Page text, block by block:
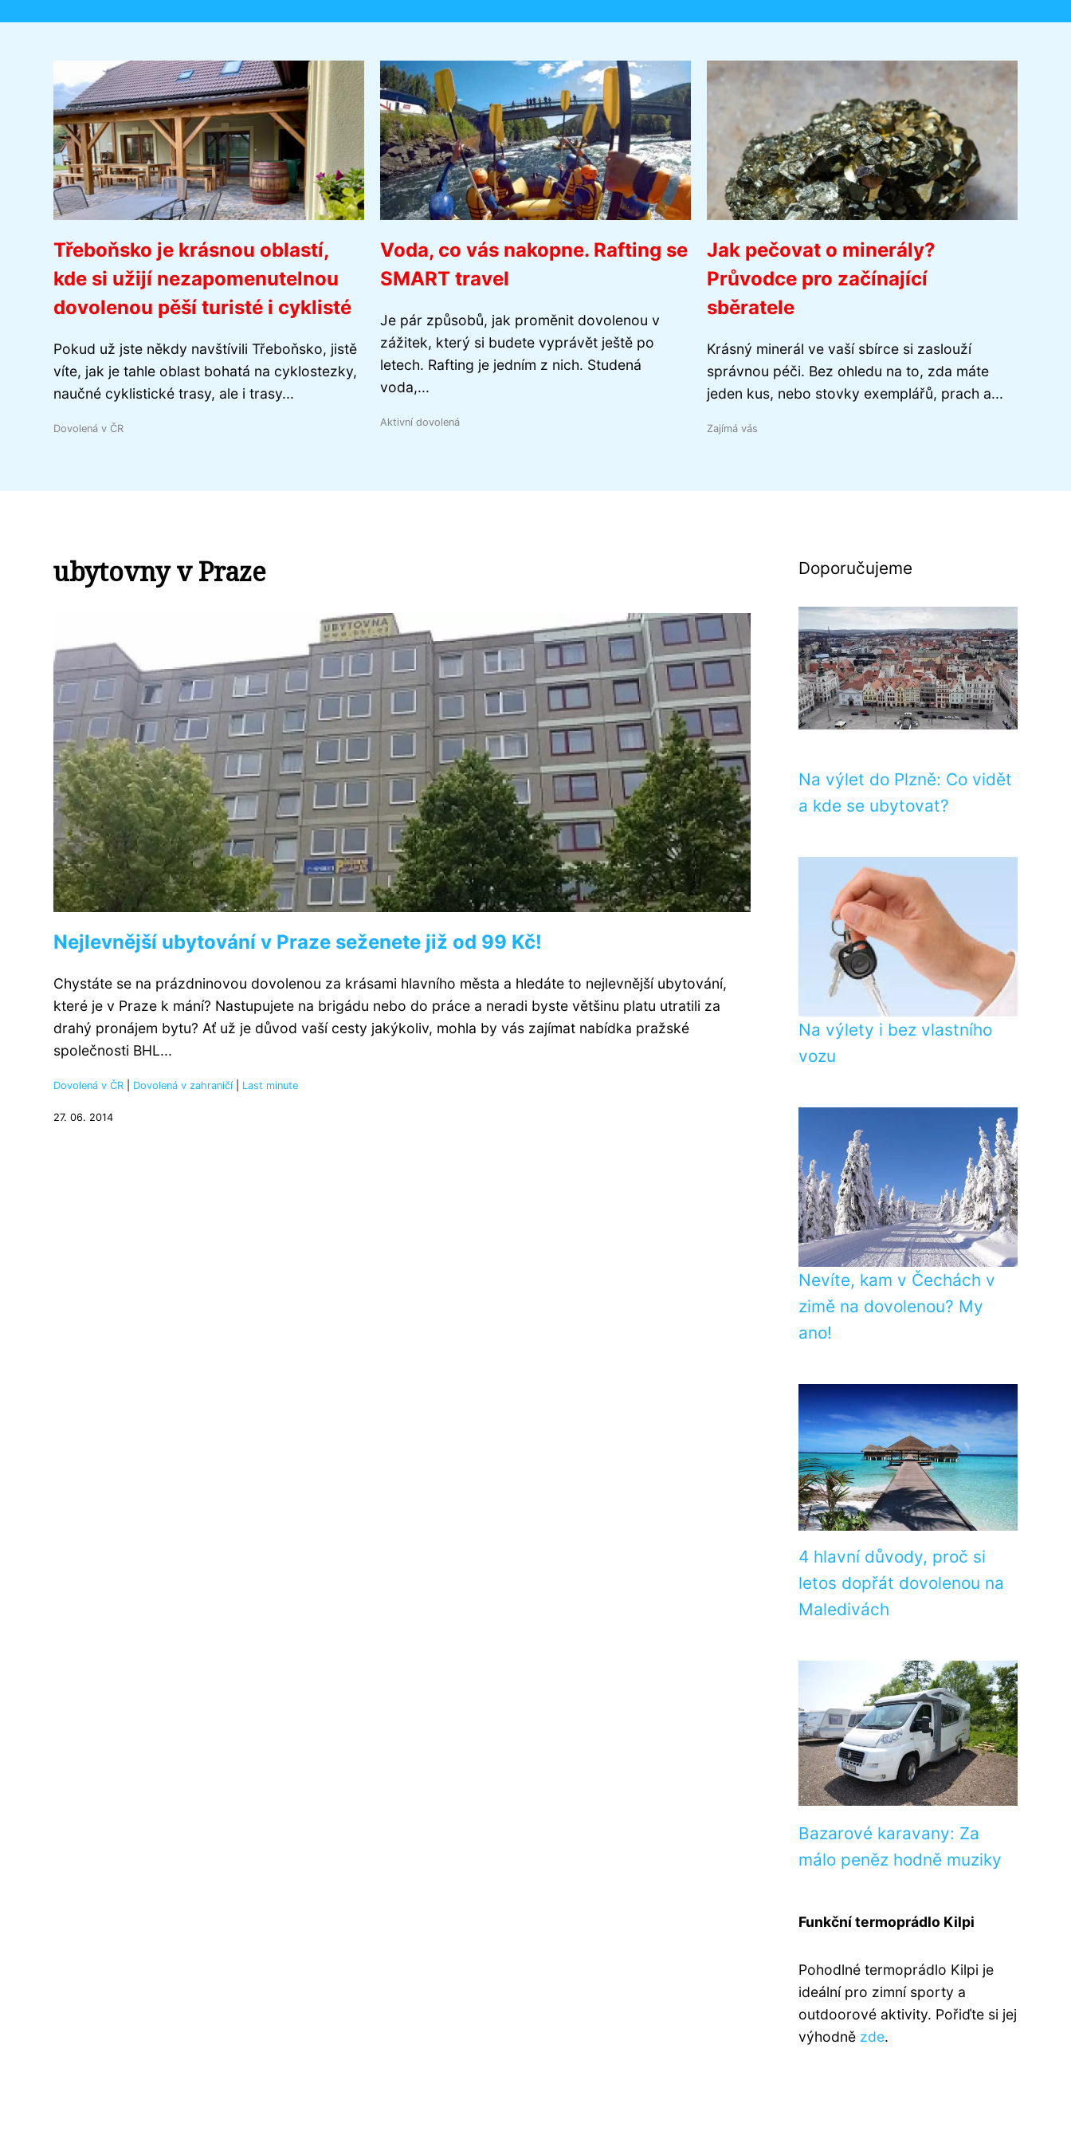
Třeboňsko je krásnou oblastí,
kde si užijí nezapomenutelnou
dovolenou pěší turisté i cyklisté
Pokud už jste někdy navštívili Třeboňsko, jistě
víte, jak je tahle oblast bohatá na cyklostezky,
naučné cyklistické trasy, ale i trasy...
Dovolená v ČR
Voda, co vás nakopne. Rafting se
SMART travel
Je pár způsobů, jak proměnit dovolenou v
zážitek, který si budete vyprávět ještě po
letech. Rafting je jedním z nich. Studená
voda,...
Aktivní dovolená
Jak pečovat o minerály?
Průvodce pro začínající
sběratele
Krásný minerál ve vaší sbírce si zaslouží
správnou péči. Bez ohledu na to, zda máte
jeden kus, nebo stovky exemplářů, prach a...
Zajímá vás
ubytovny v Praze
Nejlevnější ubytování v Praze seženete již od 99 Kč!
Chystáte se na prázdninovou dovolenou za krásami hlavního města a hledáte to nejlevnější ubytování,
které je v Praze k mání? Nastupujete na brigádu nebo do práce a neradi byste většinu platu utratili za
drahý pronájem bytu? Ať už je důvod vaší cesty jakýkoliv, mohla by vás zajímat nabídka pražské
společnosti BHL...
Dovolená v ČR Dovolená v zahraničí Last minute
27. 06. 2014
Doporučujeme
Na výlet do Plzně: Co vidět
a kde se ubytovat?
Na výlety i bez vlastního
vozu
Nevíte, kam v Čechách v
zimě na dovolenou? My
ano!
4 hlavní důvody, proč si
letos dopřát dovolenou na
Maledivách
Bazarové karavany: Za
málo peněz hodně muziky
Funkční termoprádlo Kilpi
Pohodlné termoprádlo Kilpi je
ideální pro zimní sporty a
outdoorové aktivity. Pořiďte si jej
výhodně zde.